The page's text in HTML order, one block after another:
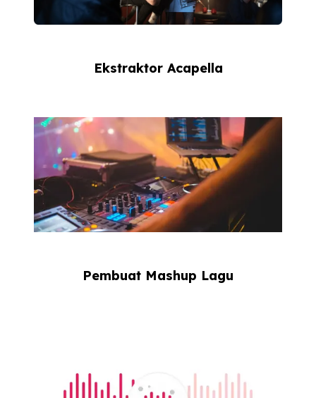
Ekstraktor Acapella
Pembuat Mashup Lagu